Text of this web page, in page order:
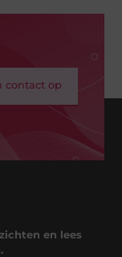
contact op
en lees